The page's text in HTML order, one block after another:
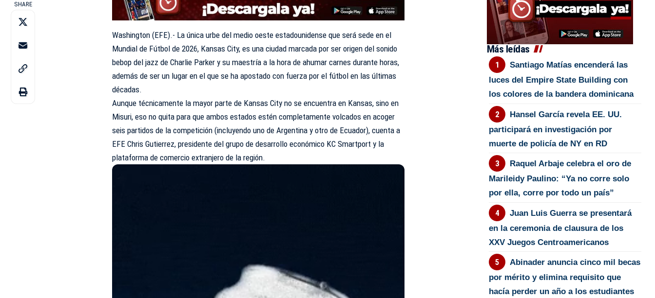
SHARE
Washington (EFE).- La única urbe del medio oeste estadounidense que será sede en el
Mundial de Fútbol de 2026, Kansas City, es una ciudad marcada por ser origen del sonido
bebop del jazz de Charlie Parker y su maestría a la hora de ahumar carnes durante horas,
además de ser un lugar en el que se ha apostado con fuerza por el fútbol en las últimas
décadas.
Aunque técnicamente la mayor parte de Kansas City no se encuentra en Kansas, sino en
Misuri, eso no quita para que ambos estados estén completamente volcados en acoger
seis partidos de la competición (incluyendo uno de Argentina y otro de Ecuador), cuenta a
EFE Chris Gutierrez, presidente del grupo de desarrollo económico KC Smartport y la
plataforma de comercio extranjero de la región.
Más leídas
Santiago Matías encenderá las
luces del Empire State Building con
los colores de la bandera dominicana
Hansel García revela EE. UU.
participará en investigación por
muerte de policía de NY en RD
Raquel Arbaje celebra el oro de
Marileidy Paulino: “Ya no corre solo
por ella, corre por todo un país”
Juan Luis Guerra se presentará
en la ceremonia de clausura de los
XXV Juegos Centroamericanos
Abinader anuncia cinco mil becas
por mérito y elimina requisito que
hacía perder un año a los estudiantes